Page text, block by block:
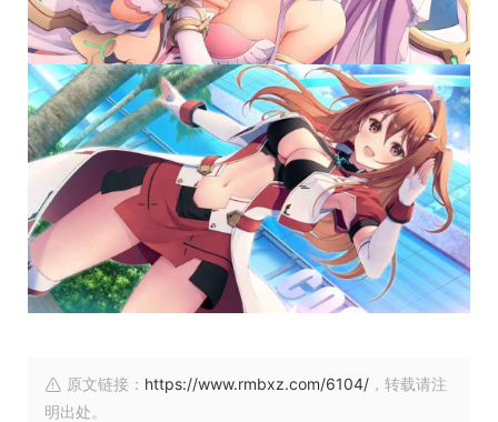
原文链接： https://www.rmbxz.com/6104/ ，转载请注
明出处。